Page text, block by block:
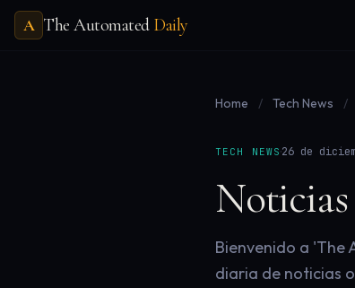
A The Automated Daily
Home / Tech News /
TECH NEWS·26 de
Noticias
Bienvenido a 'The
diaria de noticias